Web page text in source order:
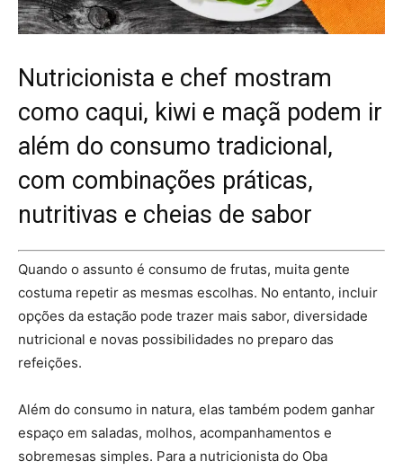
Nutricionista e chef mostram
como caqui, kiwi e maçã podem ir
além do consumo tradicional,
com combinações práticas,
nutritivas e cheias de sabor
Quando o assunto é consumo de frutas, muita gente
costuma repetir as mesmas escolhas. No entanto, incluir
opções da estação pode trazer mais sabor, diversidade
nutricional e novas possibilidades no preparo das
refeições.
Além do consumo in natura, elas também podem ganhar
espaço em saladas, molhos, acompanhamentos e
sobremesas simples. Para a nutricionista do Oba